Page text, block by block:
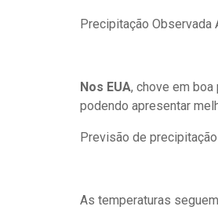
Precipitação Observada
Nos EUA, chove em
podendo apresentar
Previsão de
As temperaturas